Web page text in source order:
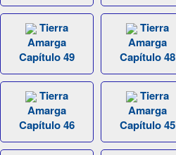
Tierra
Amarga
Capítulo 49
Tierra
Amarga
Capítulo 48
Tierra
Amarga
Capítulo 46
Tierra
Amarga
Capítulo 45